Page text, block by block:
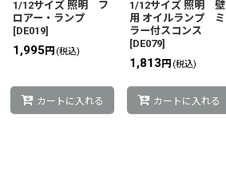
1/12サイズ 照明 フ
ロアー・ランプ
[DE019]
1,995 円 (税込)
カートに入れる
1/12サイズ 照明 壁
用 オイルランプ ミ
ラー付スコンス
[DE079]
1,813 円 (税込)
カートに入れる